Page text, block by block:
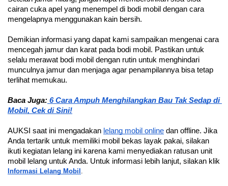
cairan cuka apel yang menempel di bodi mobil dengan cara
mengelapnya menggunakan kain bersih.
Demikian informasi yang dapat kami sampaikan mengenai cara
mencegah jamur dan karat pada bodi mobil. Pastikan untuk
selalu merawat bodi mobil dengan rutin untuk menghindari
munculnya jamur dan menjaga agar penampilannya bisa tetap
terlihat memukau.
Baca Juga: 6 Cara Ampuh Menghilangkan Bau Tak Sedap di
Mobil, Cek di Sini!
AUKSI saat ini mengadakan lelang mobil online dan offline. Jika
Anda tertarik untuk memiliki mobil bekas layak pakai, silakan
ikuti kegiatan lelang ini karena kami menyediakan ratusan unit
Informasi Lelang Mobil .